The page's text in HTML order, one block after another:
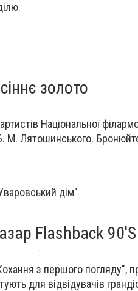
золото
Національної
М. Лятошинського.
дім"
Flashback 90'S
з першого погляду",
для відвідувачів